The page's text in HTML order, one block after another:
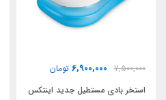
7,500,000
6,900,000 تومان
استخر بادی مستطیل جدید اینتکس